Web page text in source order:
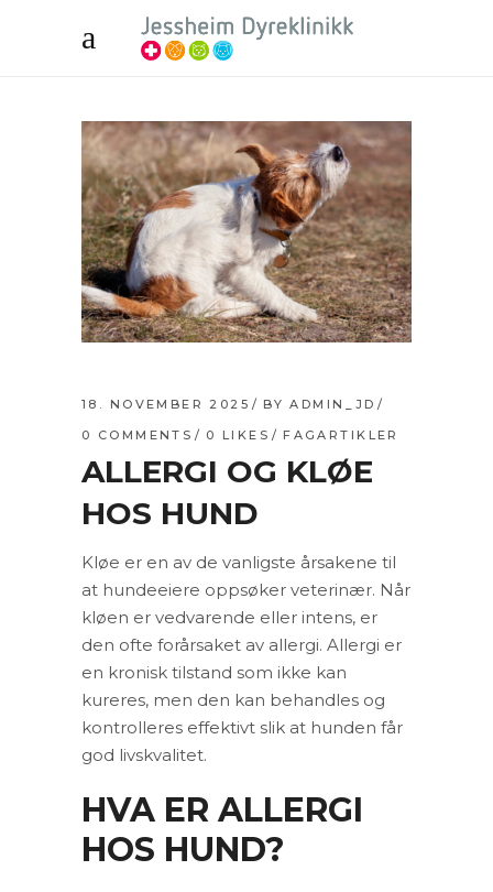
18. NOVEMBER 2025 BYADMIN_JD
0 COMMENTS
0 LIKES FAGARTIKLER
ALLERGI OG KLØE
HOS HUND
Kløe er en av de vanligste årsakene til
at hundeeiere oppsøker veterinær. Når
kløen er vedvarende eller intens, er
den ofte forårsaket av allergi. Allergi er
en kronisk tilstand som ikke kan
kureres, men den kan behandles og
kontrolleres effektivt slik at hunden får
god livskvalitet.
HVA ER ALLERGI
HOS HUND?